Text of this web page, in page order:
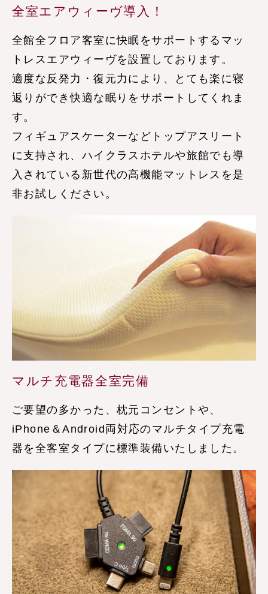
全室エアウィーヴ導入！
全館全フロア客室に快眠をサポートするマッ
トレスエアウィーヴを設置しております。
適度な反発力・復元力により、とても楽に寝
返りができ快適な眠りをサポートしてくれま
す。
フィギュアスケーターなどトップアスリート
に支持され、ハイクラスホテルや旅館でも導
入されている新世代の高機能マットレスを是
非お試しください。
マルチ充電器全室完備
ご要望の多かった、枕元コンセントや、
iPhone＆Android両対応のマルチタイプ充電
器を全客室タイプに標準装備いたしました。